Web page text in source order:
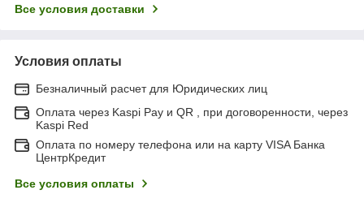
Все условия доставки
Условия оплаты
Безналичный расчет для Юридических лиц
Оплата через Kaspi Pay и QR , при договоренности, через
Kaspi Red
Оплата по номеру телефона или на карту VISA Банка
ЦентрКредит
Все условия оплаты